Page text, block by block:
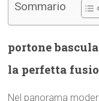
Sommario
portone
la perfetta
Nel panorama